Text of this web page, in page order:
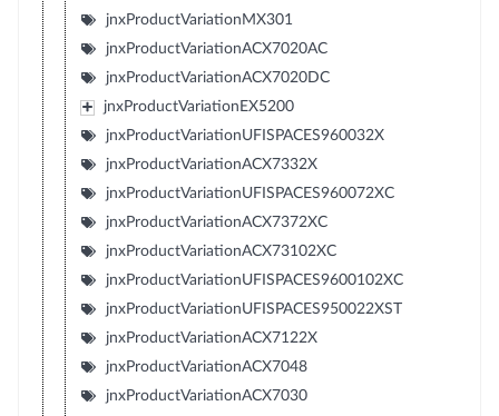
jnxProductVariationMX301
jnxProductVariationACX7020AC
jnxProductVariationACX7020DC
jnxProductVariationEX5200
jnxProductVariationUFISPACES960032X
jnxProductVariationACX7332X
jnxProductVariationUFISPACES960072XC
jnxProductVariationACX7372XC
jnxProductVariationACX73102XC
jnxProductVariationUFISPACES9600102XC
jnxProductVariationUFISPACES950022XST
jnxProductVariationACX7122X
jnxProductVariationACX7048
jnxProductVariationACX7030